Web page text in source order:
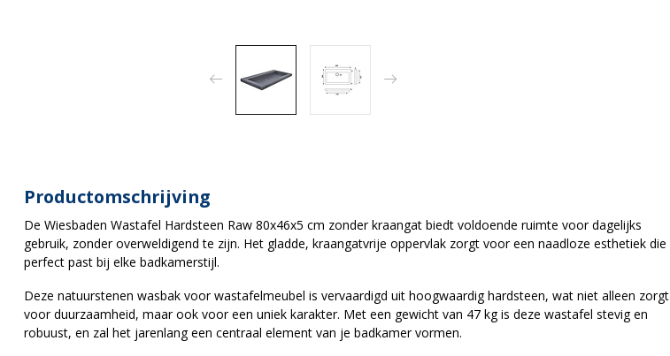
Productomschrijving
De Wiesbaden Wastafel Hardsteen Raw 80x46x5 cm zonder kraangat biedt voldoende ruimte voor dagelijks
gebruik, zonder overweldigend te zijn. Het gladde, kraangatvrije oppervlak zorgt voor een naadloze esthetiek die
perfect past bij elke badkamerstijl.
Deze natuurstenen wasbak voor wastafelmeubel is vervaardigd uit hoogwaardig hardsteen, wat niet alleen zorgt
voor duurzaamheid, maar ook voor een uniek karakter. Met een gewicht van 47 kg is deze wastafel stevig en
robuust, en zal het jarenlang een centraal element van je badkamer vormen.